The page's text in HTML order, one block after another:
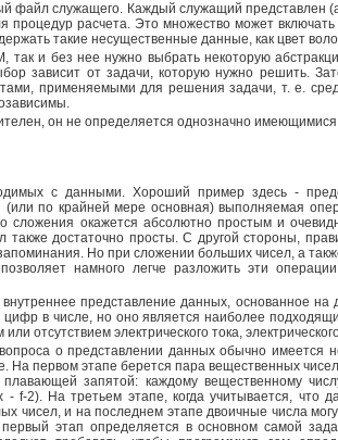
файл служащего. Каждый служащий представлен
процедур расчета. Это множество может
такие несущественные данные, как цвет
и без нее нужно выбрать некоторую
зависит от задачи, которую нужно решить.
применяемыми для решения задачи, т. е.
он не определяется однозначно имеющимися
с данными. Хороший пример здесь -
(или по крайней мере основная) выполняемая
сложения окажется абсолютно простым и
достаточно просты. С другой стороны,
Но при сложении больших чисел, а
намного легче разложить эти
представление данных, основанное
в числе, но оно является наиболее
отсутствием электрического тока,
о представлении данных обычно имеется
На первом этапе берется пара вещественных
запятой: каждому вещественному
f-2). На третьем этапе, когда учитывается,
чисел, и на последнем этапе двоичные числа
этап определяется в основном самой